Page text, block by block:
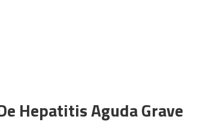
Hepatitis Aguda Grave